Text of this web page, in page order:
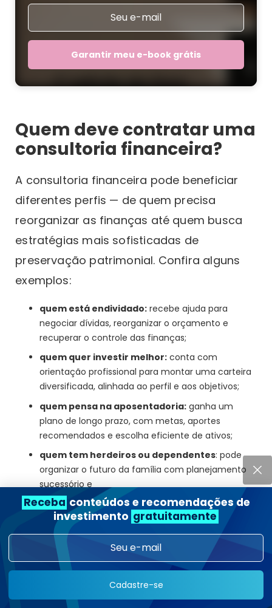
Garantir meu e-book grátis
Quem deve contratar uma
consultoria financeira?
A consultoria financeira pode beneficiar
diferentes perfis — de quem precisa
reorganizar as finanças até quem busca
estratégias mais sofisticadas de
preservação patrimonial. Confira alguns
exemplos:
quem está endividado: recebe ajuda para
negociar dívidas, reorganizar o orçamento e
recuperar o controle das finanças;
quem quer investir melhor: conta com
orientação profissional para montar uma carteira
diversificada, alinhada ao perfil e aos objetivos;
quem pensa na aposentadoria: ganha um
plano de longo prazo, com metas, aportes
recomendados e escolha eficiente de ativos;
quem tem herdeiros ou dependentes: pode
organizar o futuro da família com planejamento
sucessório e
quem deseja proteger e crescer o patrimônio:
estrutura soluções como
empreendedores e profissionais liberais:
recebem apoio para alinhar finanças pessoais e
profissionais com estratégias fiscais e de
Receba conteúdos e recomendações de
investimento gratuitamente
Cadastre-se